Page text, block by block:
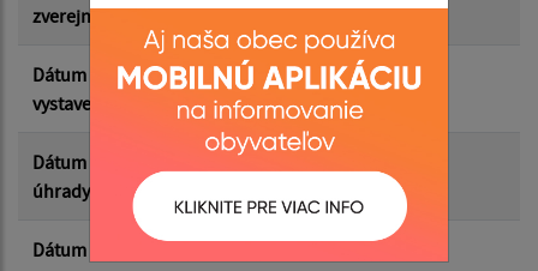
Filtrovať Reset
zverejnenia
Dátum
vystavenia
17.12.2025
Dátum
úhrady
19.12.2025
Dátum
17.12.2025